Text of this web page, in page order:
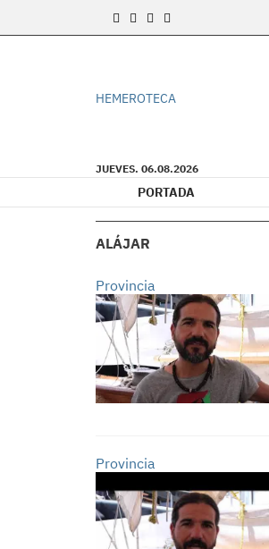
HEMEROTECA
JUEVES. 06.08.2026
PORTADA
ALÁJAR
Provincia
Provincia